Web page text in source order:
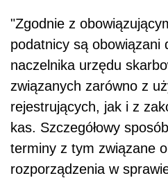
"Zgodnie z
podatnicy są obowiązani
naczelnika urzędu
związanych zarówno z
rejestrujących, jak i z
kas. Szczegółowy
terminy z tym związane
rozporządzenia w